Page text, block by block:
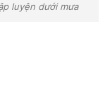
luyện dưới mưa